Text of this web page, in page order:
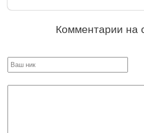
Комментарии на